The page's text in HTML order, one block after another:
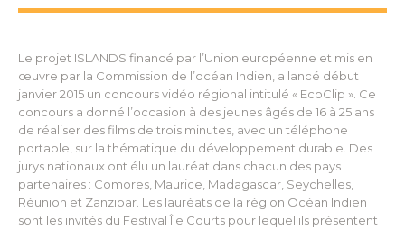
Le projet ISLANDS financé par l’Union européenne et mis en
œuvre par la Commission de l’océan Indien, a lancé début
janvier 2015 un concours vidéo régional intitulé « EcoClip ». Ce
concours a donné l’occasion à des jeunes âgés de 16 à 25 ans
de réaliser des films de trois minutes, avec un téléphone
portable, sur la thématique du développement durable. Des
jurys nationaux ont élu un lauréat dans chacun des pays
partenaires : Comores, Maurice, Madagascar, Seychelles,
Réunion et Zanzibar. Les lauréats de la région Océan Indien
sont les invités du Festival Île Courts pour lequel ils présentent